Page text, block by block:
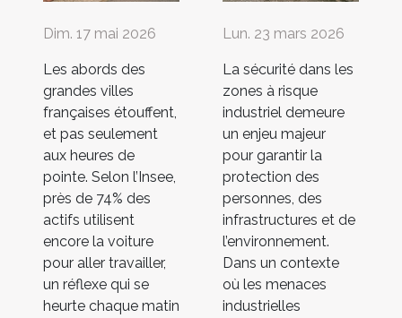
Dim. 17 mai 2026
Les abords des
grandes villes
françaises étouffent,
et pas seulement
aux heures de
pointe. Selon l’Insee,
près de 74% des
actifs utilisent
encore la voiture
pour aller travailler,
un réflexe qui se
heurte chaque matin
Lun. 23 mars 2026
La sécurité dans les
zones à risque
industriel demeure
un enjeu majeur
pour garantir la
protection des
personnes, des
infrastructures et de
l’environnement.
Dans un contexte
où les menaces
industrielles